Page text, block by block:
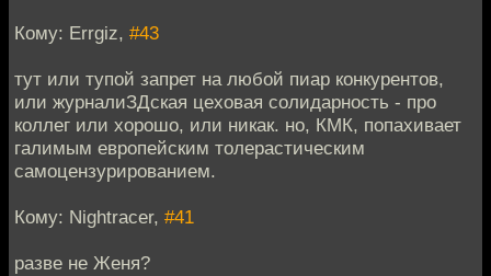
Кому: Errgiz, #43
тут или тупой запрет на любой пиар конкурентов,
или журналиЗДская цеховая солидарность - про
коллег или хорошо, или никак. но, КМК, попахивает
галимым европейским толерастическим
самоцензурированием.
Кому: Nightracer, #41
разве не Женя?